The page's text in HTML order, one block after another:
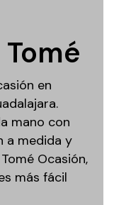
en
mano con
a medida y
Ocasión,
más fácil